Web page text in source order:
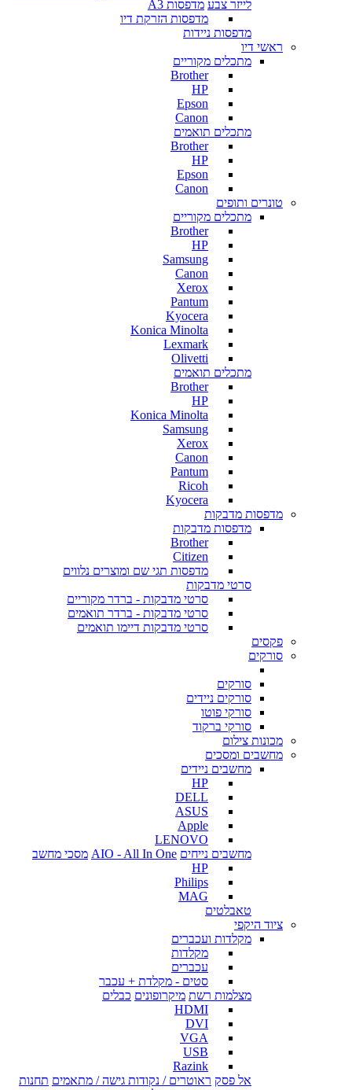
לייזר צבע מדפסות A3
מדפסות הזרקת דיו
מדפסות ניידות
ראשי דיו
מתכלים מקוריים
Brother
HP
Epson
Canon
מתכלים תואמים
Brother
HP
Epson
Canon
טונרים ותופים
מתכלים מקוריים
Brother
HP
Samsung
Canon
Xerox
Pantum
Kyocera
Konica Minolta
Lexmark
Olivetti
מתכלים תואמים
Brother
HP
Konica Minolta
Samsung
Xerox
Canon
Pantum
Ricoh
Kyocera
מדפסות מדבקות
מדפסות מדבקות
Brother
Citizen
מדפסות תגי שם ומוצרים נלווים
סרטי מדבקות
סרטי מדבקות - ברדר מקוריים
סרטי מדבקות - ברדר תואמים
סרטי מדבקות דיימו תואמים
פקסים
סורקים
סורקים
סורקים ניידים
סורקי פוטו
סורקי ברקוד
מכונות צילום
מחשבים ומסכים
מחשבים ניידים
HP
DELL
ASUS
Apple
LENOVO
מחשבים נייחים AIO - All In One מסכי מחשב
HP
Philips
MAG
טאבלטים
ציוד היקפי
מקלדות ועכברים
מקלדות
עכברים
סטים - מקלדת + עכבר
מצלמות רשת מיקרופונים כבלים
HDMI
DVI
VGA
USB
Razink
אל פסק ראוטרים / נקודות גישה / מתאמים תחנות